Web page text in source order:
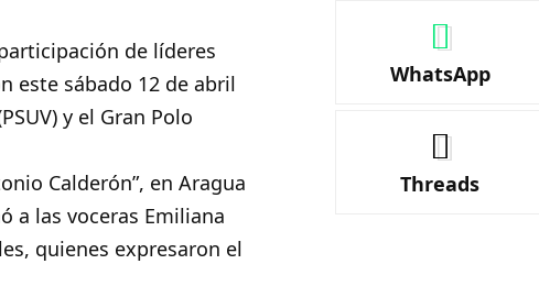
de líderes
este sábado 12 de abril
y el Gran Polo
Calderón”, en Aragua
a las voceras Emiliana
quienes expresaron el
WhatsApp
Threads